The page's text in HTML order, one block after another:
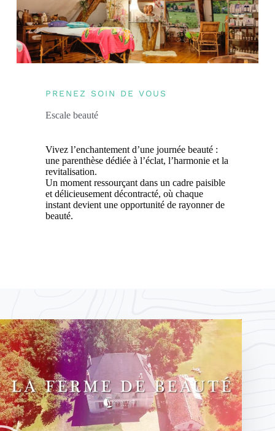
PRENEZ SOIN DE VOUS
Escale beauté
Vivez l’enchantement d’une journée beauté :
une parenthèse dédiée à l’éclat, l’harmonie et la
revitalisation.
Un moment ressourçant dans un cadre paisible
et délicieusement décontracté, où chaque
instant devient une opportunité de rayonner de
beauté.